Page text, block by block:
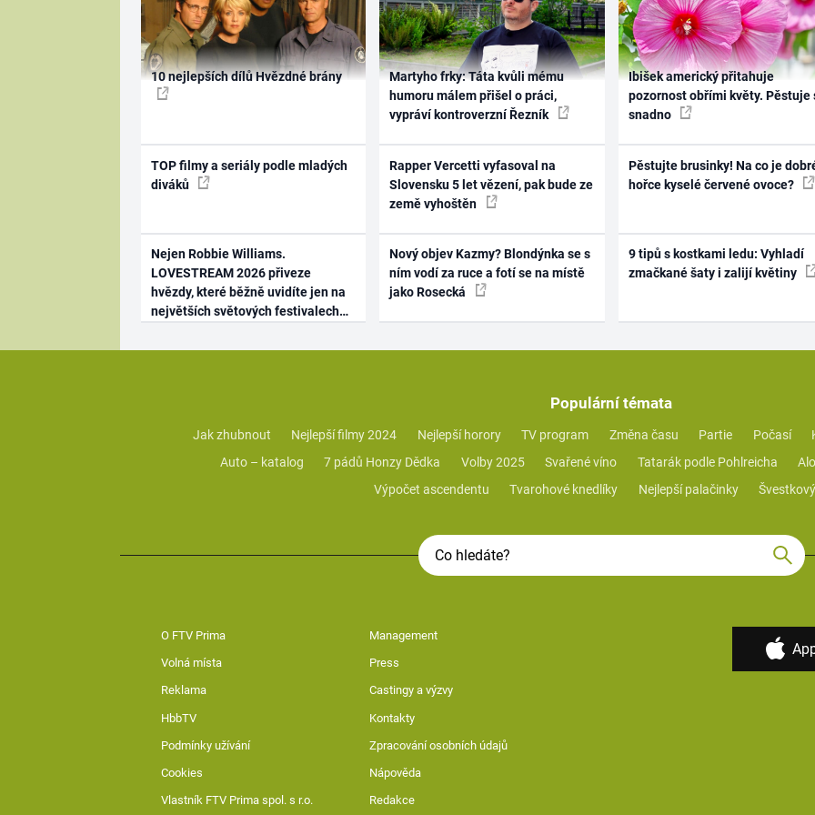
10 nejlepších dílů Hvězdné brány
TOP filmy a seriály podle mladých
diváků
Nejen Robbie Williams.
LOVESTREAM 2026 přiveze
hvězdy, které běžně uvidíte jen na
největších světových festivalech
Martyho frky: Táta kvůli mému
humoru málem přišel o práci,
vypráví kontroverzní Řezník
Rapper Vercetti vyfasoval na
Slovensku 5 let vězení, pak bude ze
země vyhoštěn
Nový objev Kazmy? Blondýnka se s
ním vodí za ruce a fotí se na místě
jako Rosecká
Ibišek americký přitahuje
pozornost obřími květy. Pěstuje
snadno
Pěstujte brusinky! Na co je
hořce kyselé červené ovoce?
9 tipů s kostkami ledu: Vyhladí
zmačkané šaty i zalijí květiny
Populární témata
Jak zhubnout Nejlepší filmy 2024 Nejlepší horory TV program Změna času Partie Počasí
Auto – katalog
7 pádů Honzy Dědka Volby 2025 Svařené víno Tatarák podle Pohlreicha
Výpočet ascendentu
Tvarohové knedlíky Nejlepší palačinky
O FTV Prima Management
Volná místa Press
Reklama Castingy a výzvy
HbbTV Kontakty
Podmínky užívání Zpracování osobních údajů
Cookies Nápověda
Vlastník FTV Prima spol. s r.o. Redakce